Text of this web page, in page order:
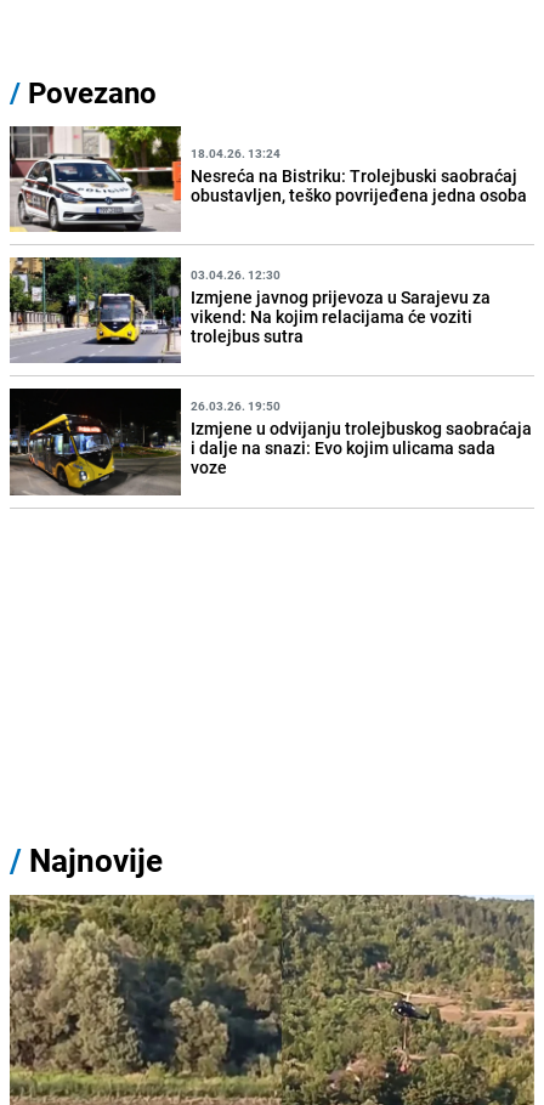
/ Povezano
18.04.26. 13:24
Nesreća na Bistriku: Trolejbuski saobraćaj
obustavljen, teško povrijeđena jedna osoba
03.04.26. 12:30
Izmjene javnog prijevoza u Sarajevu za
vikend: Na kojim relacijama će voziti
trolejbus sutra
26.03.26. 19:50
Izmjene u odvijanju trolejbuskog saobraćaja
i dalje na snazi: Evo kojim ulicama sada
voze
/ Najnovije